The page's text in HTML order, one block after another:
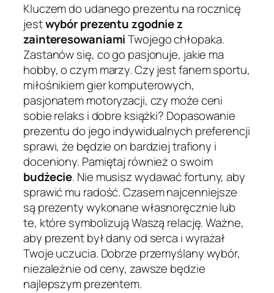
Kluczem do udanego prezentu na rocznicę
jestwybór prezentu zgodnie z
zainteresowaniamiTwojego chłopaka.
Zastanów się, co go pasjonuje, jakie ma
hobby, o czym marzy. Czy jest fanem sportu,
miłośnikiem gier komputerowych,
pasjonatem motoryzacji, czy może ceni
sobie relaks i dobre książki? Dopasowanie
prezentu do jego indywidualnych preferencji
sprawi, że będzie on bardziej trafiony i
doceniony. Pamiętaj również o swoim
budżecie. Nie musisz wydawać fortuny, aby
sprawić mu radość. Czasem najcenniejsze
są prezenty wykonane własnoręcznie lub
te, które symbolizują Waszą relację. Ważne,
aby prezent był dany od serca i wyrażał
Twoje uczucia. Dobrze przemyślany wybór,
niezależnie od ceny, zawsze będzie
najlepszym prezentem.